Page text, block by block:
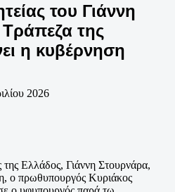
του Γιάννη
της
η κυβέρνηση
2026
Ελλάδος, Γιάννη Στουρνάρα,
ο πρωθυπουργός Κυριάκος